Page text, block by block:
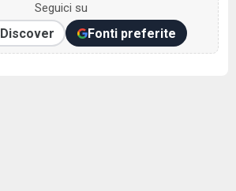
Seguici su
Discover Fonti preferite